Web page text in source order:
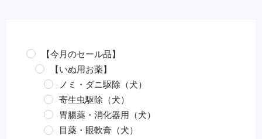
【今月のセール品】
【いぬ用お薬】
ノミ・ダニ駆除（犬）
寄生虫駆除（犬）
胃腸薬・消化器用（犬）
目薬・眼軟膏（犬）